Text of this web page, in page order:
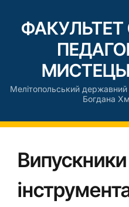
ФАКУЛЬТЕТ
Мелітопольський державний
Богдана